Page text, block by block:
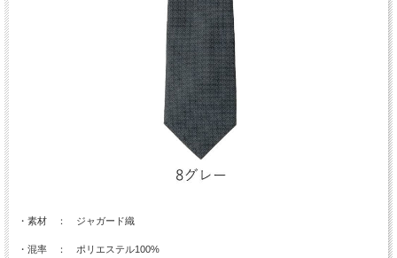
・素材 ： ジャガード織
・混率 ： ポリエステル100%